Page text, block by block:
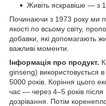
Живіть яскравіше — з
Починаючи з 1973 року ми
якості по всьому світу,
добавки, які допомагають
важливі моменти.
Інформація про продукт.
ginseng) використовується в
5000 років. Коріння цього
час — через 4–5 років
дозрівання. Потім